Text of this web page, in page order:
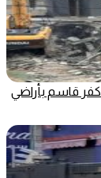
كفر قاسم بأراضي